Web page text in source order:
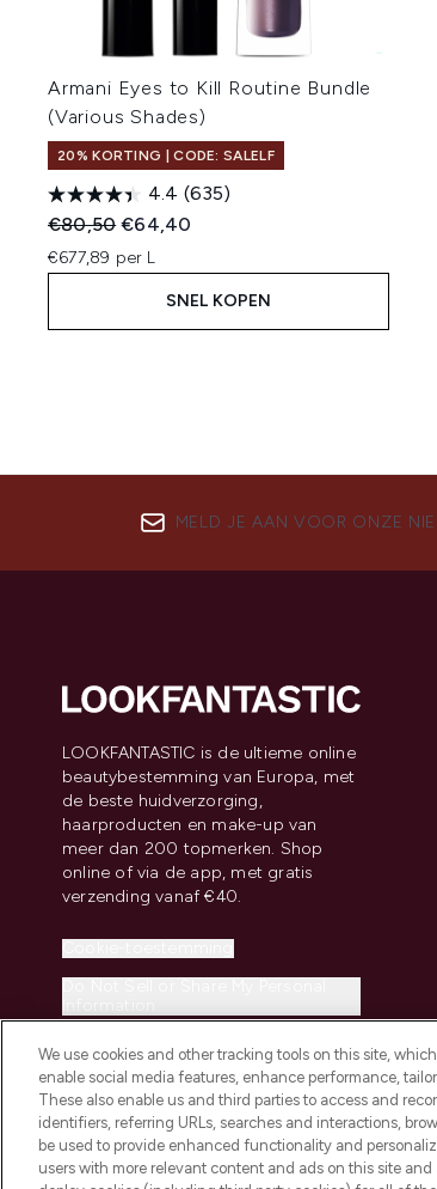
Armani Eyes to Kill Routine Bundle
(Various Shades)
20% KORTING | CODE: SALELF
4.4 (635)
Recommended Retail Price:
€80,50Huidige prijs:
€64,40
€677,89 per L
SNEL KOPEN
MELD JE AAN VOOR ONZE
LOOKFANTASTIC is de ultieme online
beautybestemming van Europa, met
de beste huidverzorging,
haarproducten en make-up van
meer dan 200 topmerken. Shop
online of via de app, met gratis
verzending vanaf €40.
Information
2026 THG Beauty Europe GmbH Maximilianstrasse 54
We use cookies and other tracking tools on this site,
enable social media features, enhance performance,
These also enable us and third parties to access and
identifiers, referring URLs, searches and interactions,
be used to provide enhanced functionality and
users with more relevant content and ads on this site